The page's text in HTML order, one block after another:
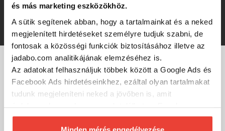
és más marketing eszközökhöz.
A sütik segítenek abban, hogy a tartalmainkat és a neked
megjelenített hirdetéseket személyre tudjuk szabni, de
fontosak a közösségi funkciók biztosításához illetve az
jadabo.com analitikájának elemzéséhez is.
Az adatokat felhasználjuk többek között a Google Ads és
Facebook Ads hirdetéseinkhez, ezáltal olyan tartalmakat
tudunk megjeleníteni neked a jövőben is, amit
biztosításához arra kérünk, hogy engedd meg
456 Ft
MÁRKÁINK